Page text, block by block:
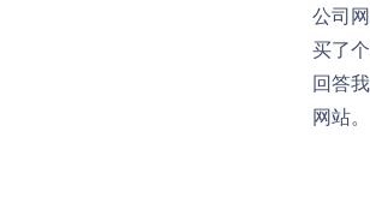
公司
买了
回答
网站。